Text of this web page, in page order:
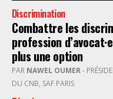
Discrimination
Combattre les
profession
plus une option
PAR NAWEL OUMER
DU CNB, SAF PARIS